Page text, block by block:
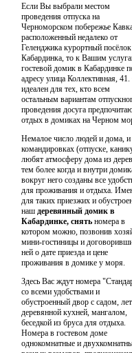
Если Вы выбрали местом
проведения отпуска на
Черноморском побережье
расположенный недалеко от
Геленджика курортный посёлок
Кабардинка, то к Вашим
гостевой домик в Кабардинке
адресу улица Коллективная,
идеален для тех, кто всем
остальным вариантам
проведения досуга
отдых в домиках на Черном
Немалое число людей и дома, и
командировках (отпуске,
любят атмосферу дома из
тем более когда и внутри
вокруг него созданы все
для проживания и отдыха.
для таких приезжих и
наш деревянный домик в
Кабардинке, снятьномера в
котором можно, позвонив
мини-гостиницы и
ней о дате приезда и цене
проживания в домике у моря.
Здесь Вас ждут номера
со всеми удобствами и
обустроенный двор с садом,
деревянной кухней, мангалом,
беседкой из бруса для отдыха.
Номера в гостевом доме
однокомнатные и